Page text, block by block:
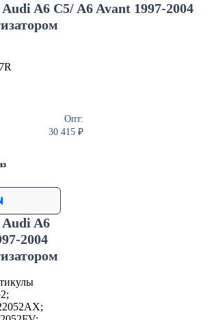
A6 C5/ A6 Avant 1997-2004
Опт:
30 415 ₽
Audi A6
2004